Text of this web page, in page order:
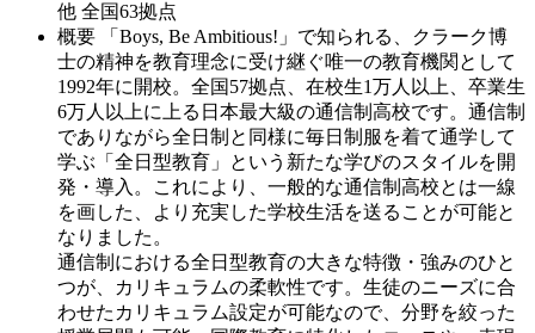
他 全国63拠点
概要
「Boys, Be Ambitious!」で知られる、クラーク博
士の精神を教育理念に受け継ぐ唯一の教育機関として
1992年に開校。全国57拠点、在校生1万人以上、卒業生
6万人以上に上る日本最大級の通信制高校です。通信制
でありながら全日制と同様に毎日制服を着て通学して
学ぶ「全日型教育」という新たな学びのスタイルを開
発・導入。これにより、一般的な通信制高校とは一線
を画した、より充実した学校生活を送ることが可能と
なりました。
通信制における全日型教育の大きな特徴・強みのひと
つが、カリキュラムの柔軟性です。生徒のニーズに合
わせたカリキュラム設定が可能なので、分野を絞った